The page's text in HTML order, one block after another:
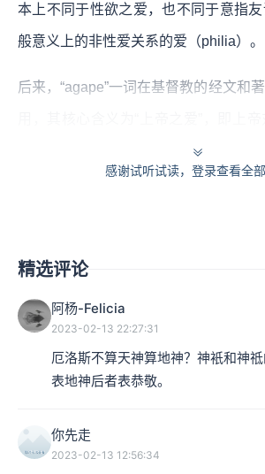
本上不同于性欲之爱，也不同于意指
般意义上的非性爱关系的爱（philia）。
后来，“agape”一词在基督教的经文和
在古希腊语的《圣经•新约》中，“神
爱。
作为肉欲之爱的“eros”
本集编辑：小蝉
感谢试听试读，登录查看全
精选评论
阿杨-Felicia
2023-02-13 22:27:31
厄洛斯不算天神算地神？神衹和神
表地神后者表恭敬。
你先走
2023-02-13 12:56:34